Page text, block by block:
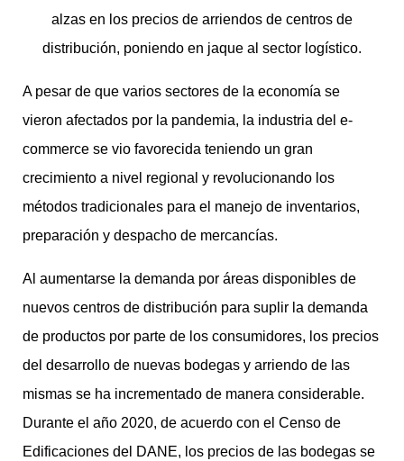
alzas en los precios de arriendos de centros de
distribución, poniendo en jaque al sector logístico.
A pesar de que varios sectores de la economía se
vieron afectados por la pandemia, la industria del e-
commerce se vio favorecida teniendo un gran
crecimiento a nivel regional y revolucionando los
métodos tradicionales para el manejo de inventarios,
preparación y despacho de mercancías.
Al aumentarse la demanda por áreas disponibles de
nuevos centros de distribución para suplir la demanda
de productos por parte de los consumidores, los precios
del desarrollo de nuevas bodegas y arriendo de las
mismas se ha incrementado de manera considerable.
Durante el año 2020, de acuerdo con el Censo de
Edificaciones del DANE, los precios de las bodegas se